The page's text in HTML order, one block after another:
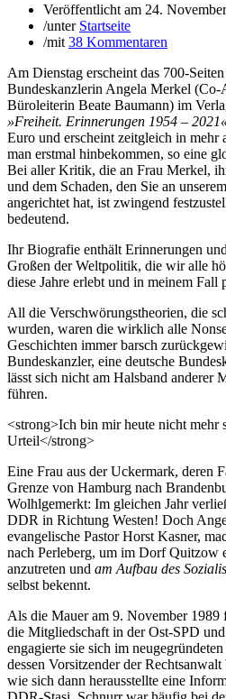
Veröffentlicht am 24.
/unter Startseite
/mit 38 Kommentaren
Am Dienstag erscheint das 700-
Bundeskanzlerin Angela Merkel
Büroleiterin Beate Baumann) im
»Freiheit. Erinnerungen 1954 –
Euro und erscheint zeitgleich in mehr
man erstmal hinbekommen, so eine
Bei aller Kritik, die an Frau Merkel,
und dem Schaden, den Sie an
angerichtet hat, ist zwingend
bedeutend.
Ihr Biografie enthält Erinnerungen
Großen der Weltpolitik, die wir alle
diese Jahre erlebt und in meinem Fall
All die Verschwörungstheorien, die
wurden, waren die wirklich alle
Geschichten immer barsch
Bundeskanzler, eine deutsche
lässt sich nicht am Halsband anderer
führen.
<strong>Ich bin mir heute nicht mehr
Urteil</strong>
Eine Frau aus der Uckermark, deren
Grenze von Hamburg nach
Wolhlgemerkt: Im gleichen Jahr
DDR in Richtung Westen! Doch
evangelische Pastor Horst Kasner,
nach Perleberg, um im Dorf Quitzow
anzutreten und am Aufbau des
selbst bekennt.
Als die Mauer am 9. November 1989
die Mitgliedschaft in der Ost-SPD
engagierte sie sich im
dessen Vorsitzender der
wie sich dann herausstellte eine